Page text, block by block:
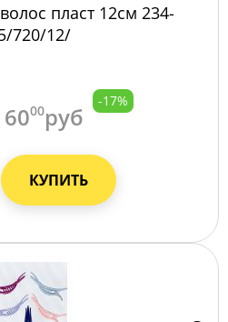
пласт 12см 234-
720/12/
6000руб
-17%
КУПИТЬ